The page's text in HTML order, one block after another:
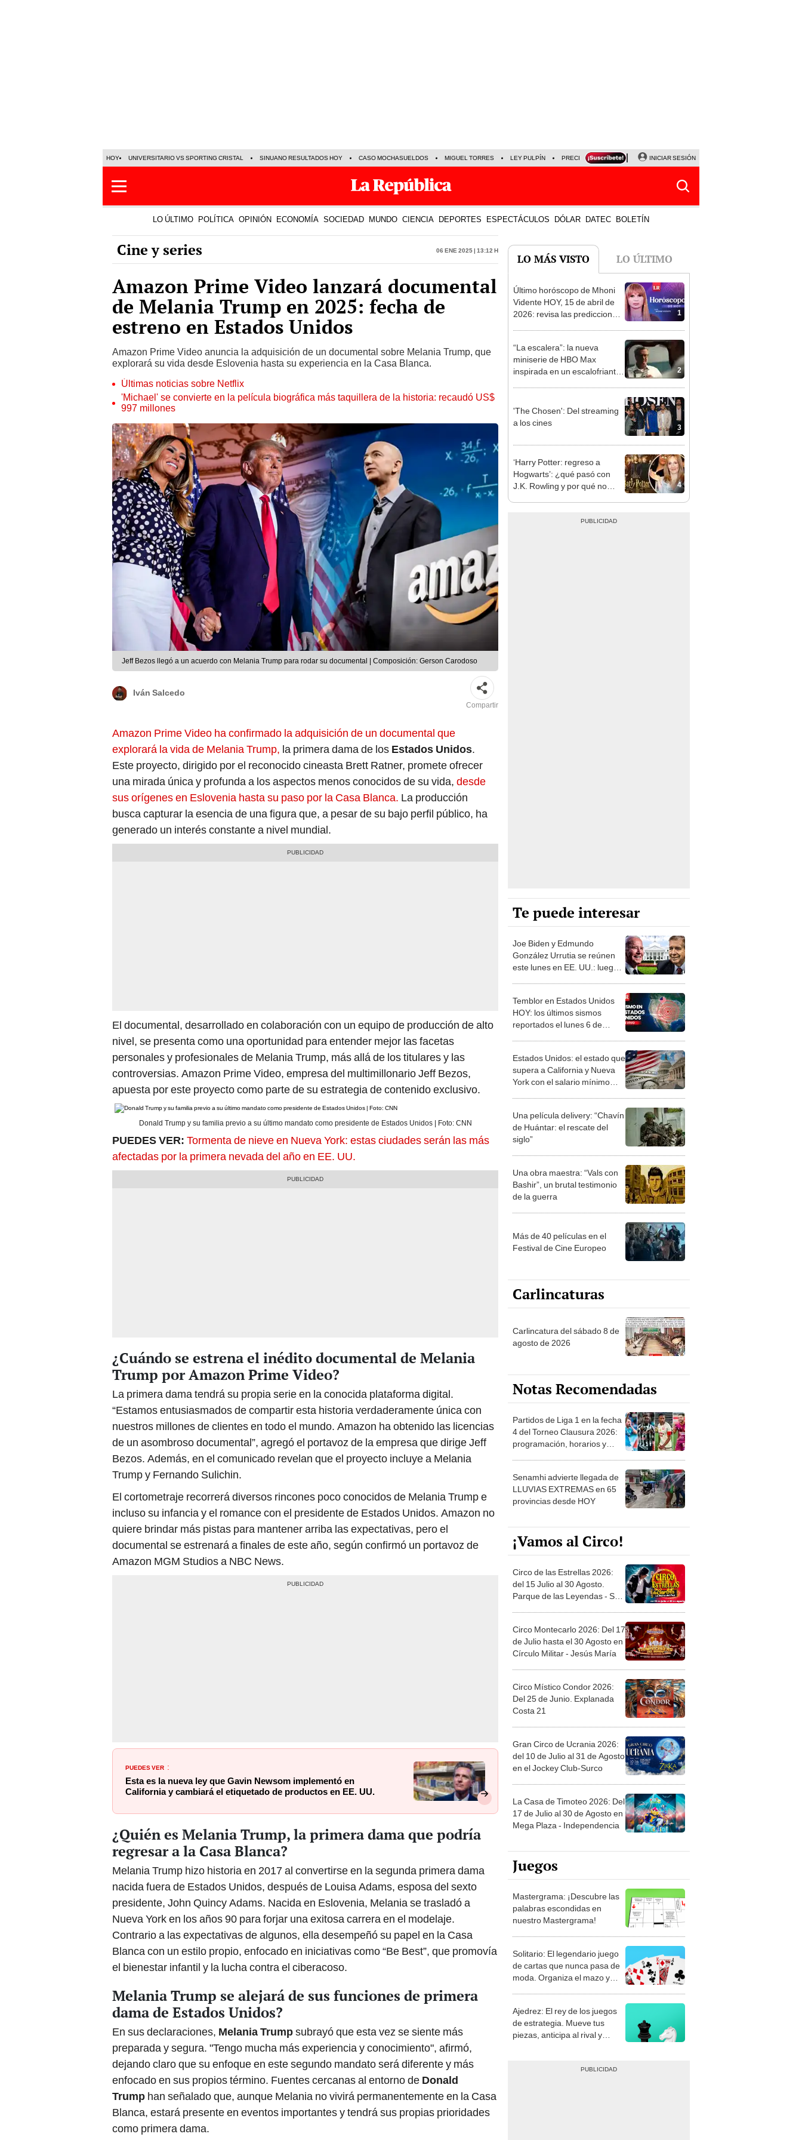
HOY UNIVERSITARIO VS SPORTING CRISTAL SINUANO RESULTADOS HOY CASO MOCHASUELDOS MIGUEL TORRES LEY PULPÍN PRECIO DEL DÓLAR CORTE DE LUZ VIERNES 7 DE AGOSTO
INICIAR SESIÓN
LO ÚLTIMO POLÍTICA OPINIÓN ECONOMÍA SOCIEDAD MUNDO CIENCIA DEPORTES ESPECTÁCULOS DÓLAR DATEC BOLETÍN
Cine y series 06 Ene 2025 | 13:12 h
Amazon Prime Video lanzará documental
de Melania Trump en 2025: fecha de
estreno en Estados Unidos
Amazon Prime Video anuncia la adquisición de un documental sobre Melania Trump, que
explorará su vida desde Eslovenia hasta su experiencia en la Casa Blanca.
Últimas noticias sobre Netflix
'Michael' se convierte en la película biográfica más taquillera de la historia: recaudó US$
997 millones
Jeff Bezos llegó a un acuerdo con Melania Trump para rodar su documental | Composición: Gerson Carodoso
Iván Salcedo
Compartir
Amazon Prime Video ha confirmado la adquisición de un documental que
explorará la vida de Melania Trump, la primera dama de los Estados Unidos.
Este proyecto, dirigido por el reconocido cineasta Brett Ratner, promete ofrecer
una mirada única y profunda a los aspectos menos conocidos de su vida, desde
sus orígenes en Eslovenia hasta su paso por la Casa Blanca. La producción
busca capturar la esencia de una figura que, a pesar de su bajo perfil público, ha
generado un interés constante a nivel mundial.
El documental, desarrollado en colaboración con un equipo de producción de alto
nivel, se presenta como una oportunidad para entender mejor las facetas
personales y profesionales de Melania Trump, más allá de los titulares y las
controversias. Amazon Prime Video, empresa del multimillonario Jeff Bezos,
apuesta por este proyecto como parte de su estrategia de contenido exclusivo.
Donald Trump y su familia previo a su último mandato como presidente de Estados Unidos | Foto: CNN
PUEDES VER: Tormenta de nieve en Nueva York: estas ciudades serán las más
afectadas por la primera nevada del año en EE. UU.
¿Cuándo se estrena el inédito documental de Melania
Trump por Amazon Prime Video?
La primera dama tendrá su propia serie en la conocida plataforma digital.
“Estamos entusiasmados de compartir esta historia verdaderamente única con
nuestros millones de clientes en todo el mundo. Amazon ha obtenido las licencias
de un asombroso documental”, agregó el portavoz de la empresa que dirige Jeff
Bezos. Además, en el comunicado revelan que el proyecto incluye a Melania
Trump y Fernando Sulichin.
El cortometraje recorrerá diversos rincones poco conocidos de Melania Trump e
incluso su infancia y el romance con el presidente de Estados Unidos. Amazon no
quiere brindar más pistas para mantener arriba las expectativas, pero el
documental se estrenará a finales de este año, según confirmó un portavoz de
Amazon MGM Studios a NBC News.
PUEDES VER :
Esta es la nueva ley que Gavin Newsom implementó en
California y cambiará el etiquetado de productos en EE. UU.
¿Quién es Melania Trump, la primera dama que podría
regresar a la Casa Blanca?
Melania Trump hizo historia en 2017 al convertirse en la segunda primera dama
nacida fuera de Estados Unidos, después de Louisa Adams, esposa del sexto
presidente, John Quincy Adams. Nacida en Eslovenia, Melania se trasladó a
Nueva York en los años 90 para forjar una exitosa carrera en el modelaje.
Contrario a las expectativas de algunos, ella desempeñó su papel en la Casa
Blanca con un estilo propio, enfocado en iniciativas como “Be Best”, que promovía
el bienestar infantil y la lucha contra el ciberacoso.
Melania Trump se alejará de sus funciones de primera
dama de Estados Unidos?
En sus declaraciones, Melania Trumpsubrayó que esta vez se siente más
preparada y segura. "Tengo mucha más experiencia y conocimiento", afirmó,
dejando claro que su enfoque en este segundo mandato será diferente y más
enfocado en sus propios término. Fuentes cercanas al entorno de Donald
Trump han señalado que, aunque Melania no vivirá permanentemente en la Casa
Blanca, estará presente en eventos importantes y tendrá sus propias prioridades
como primera dama.
LO MÁS VISTO LO ÚLTIMO
1
Último horóscopo de Mhoni
Vidente HOY, 15 de abril de
2026: revisa las predicciones
2
“La escalera”: la nueva
miniserie de HBO Max
inspirada en un escalofriante
3
'The Chosen': Del streaming
a los cines
4
‘Harry Potter: regreso a
Hogwarts’: ¿qué pasó con
J.K. Rowling y por qué no
Te puede interesar
Joe Biden y Edmundo
González Urrutia se reúnen
este lunes en EE. UU.: luego
Temblor en Estados Unidos
HOY: los últimos sismos
reportados el lunes 6 de
Estados Unidos: el estado que
supera a California y Nueva
York con el salario mínimo
Una película delivery: “Chavín
de Huántar: el rescate del
siglo”
Una obra maestra: “Vals con
Bashir”, un brutal testimonio
de la guerra
Más de 40 películas en el
Festival de Cine Europeo
Carlincaturas
Carlincatura del sábado 8 de
agosto de 2026
Notas Recomendadas
Partidos de Liga 1 en la fecha
4 del Torneo Clausura 2026:
programación, horarios y
Senamhi advierte llegada de
LLUVIAS EXTREMAS en 65
provincias desde HOY
¡Vamos al Circo!
Circo de las Estrellas 2026:
del 15 Julio al 30 Agosto.
Parque de las Leyendas - San
Circo Montecarlo 2026: Del 17
de Julio hasta el 30 Agosto en
Círculo Militar - Jesús María
Circo Místico Condor 2026:
Del 25 de Junio. Explanada
Costa 21
Gran Circo de Ucrania 2026:
del 10 de Julio al 31 de Agosto
en el Jockey Club-Surco
La Casa de Timoteo 2026: Del
17 de Julio al 30 de Agosto en
Mega Plaza - Independencia
Juegos
Mastergrama: ¡Descubre las
palabras escondidas en
nuestro Mastergrama!
Solitario: El legendario juego
de cartas que nunca pasa de
moda. Organiza el mazo y
Ajedrez: El rey de los juegos
de estrategia. Mueve tus
piezas, anticipa al rival y